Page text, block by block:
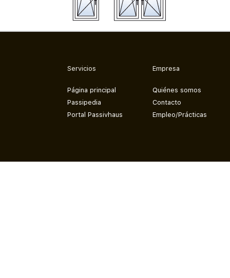
Servicios
Página principal
Passipedia
Portal Passivhaus
Empresa
Quiénes somos
Contacto
Empleo/Prácticas